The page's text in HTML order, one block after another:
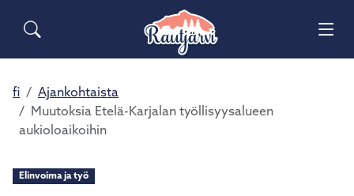
Siirry pääsisältöön Siirry päävalikkoon
Sähköiset lomakkeet
Haku
Valitse
oleva
tulos
ylös-
alasnuolilla.
Asuminen ja ympäristö
Opetus ja kasvatus
Hyvinvointi ja terveys
Kulttuuri ja vapaa-aika
fi
Ajankohtaista
Muutoksia Etelä-Karjalan työllisyysalueen
aukioloaikoihin
Elinvoima ja työ